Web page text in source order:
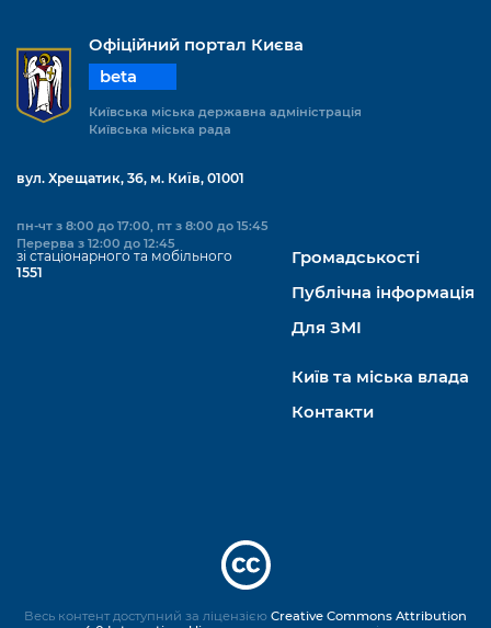
Офіційний портал Києва
beta
Київська міська державна адміністрація
Київська міська рада
вул. Хрещатик, 36, м. Київ, 01001
пн-чт з 8:00 до 17:00, пт з 8:00 до 15:45
Перерва з 12:00 до 12:45
зі стаціонарного та мобільного
1551
Громадськості
Публічна інформація
Для ЗМІ
Київ та міська влада
Контакти
Весь контент доступний за ліцензією Creative Commons Attribution